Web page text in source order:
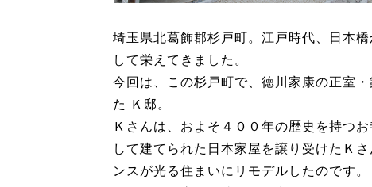
埼玉県北葛飾郡杉戸町。江戸時代、日本
して栄えてきました。
今回は、この杉戸町で、徳川家康の正室
た Ｋ邸。
Ｋさんは、およそ４００年の歴史を持つ
して建てられた日本家屋を譲り受けたＫ
ンスが光る住まいにリモデルしたのです。